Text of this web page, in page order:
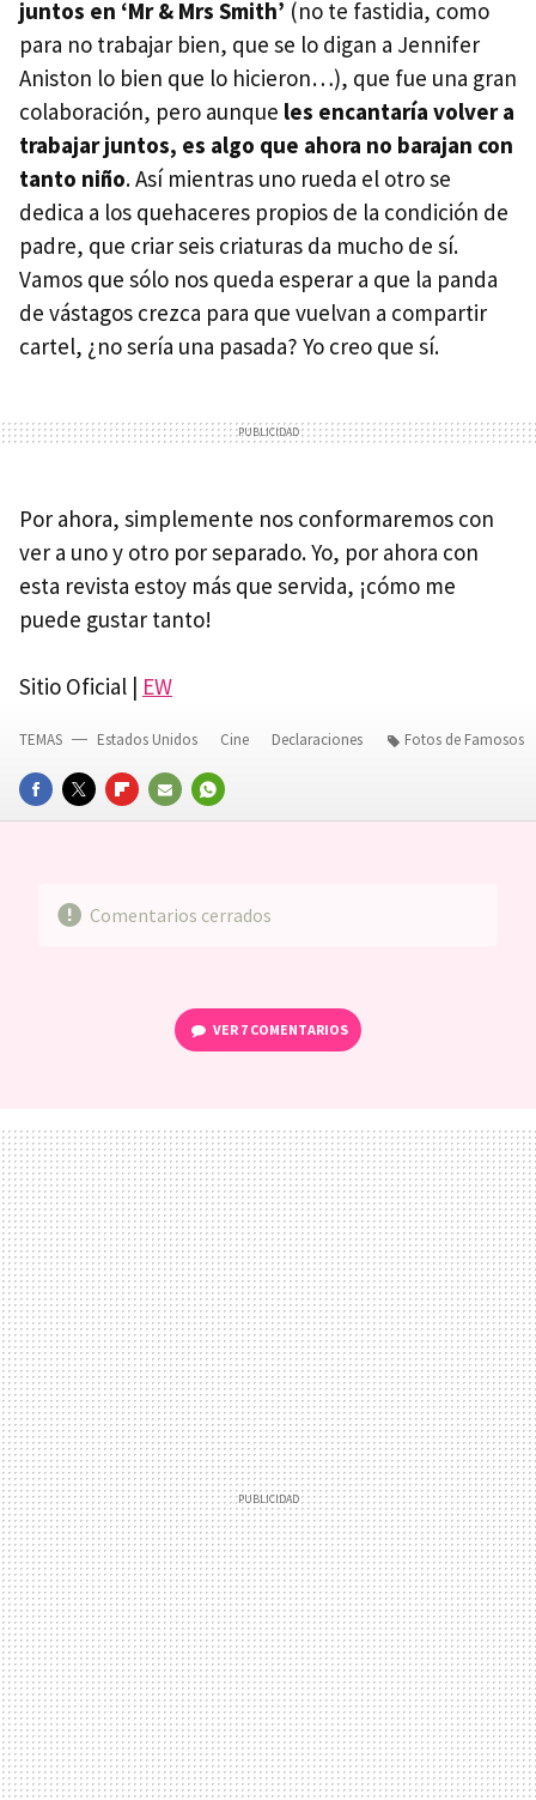
juntos en ‘Mr & Mrs Smith’ (no te fastidia, como
para no trabajar bien, que se lo digan a Jennifer
Aniston lo bien que lo hicieron…), que fue una gran
colaboración, pero aunque les encantaría volver a
trabajar juntos, es algo que ahora no barajan con
tanto niño. Así mientras uno rueda el otro se
dedica a los quehaceres propios de la condición de
padre, que criar seis criaturas da mucho de sí.
Vamos que sólo nos queda esperar a que la panda
de vástagos crezca para que vuelvan a compartir
cartel, ¿no sería una pasada? Yo creo que sí.
Por ahora, simplemente nos conformaremos con
ver a uno y otro por separado. Yo, por ahora con
esta revista estoy más que servida, ¡cómo me
puede gustar tanto!
Sitio Oficial | EW
FACEBOOKTWITTERFLIPBOARD
E-
WHATSAPP
TEMAS Estados Unidos Cine Declaraciones Fotos de Famosos
Comentarios cerrados
VER 7 COMENTARIOS